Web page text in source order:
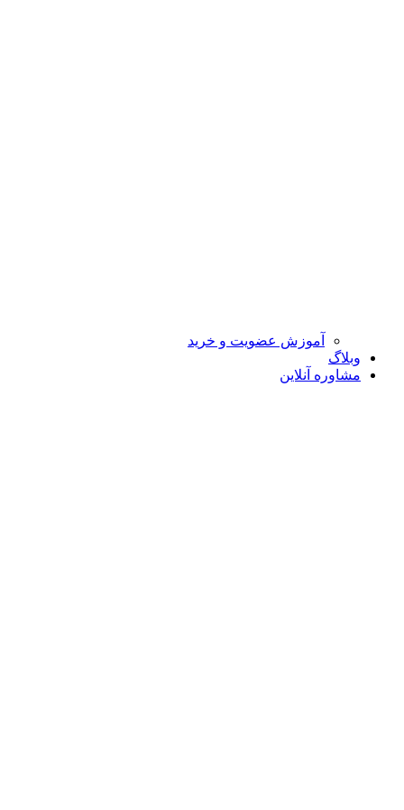
آموزش عضویت و خرید
وبلاگ
مشاوره آنلاین